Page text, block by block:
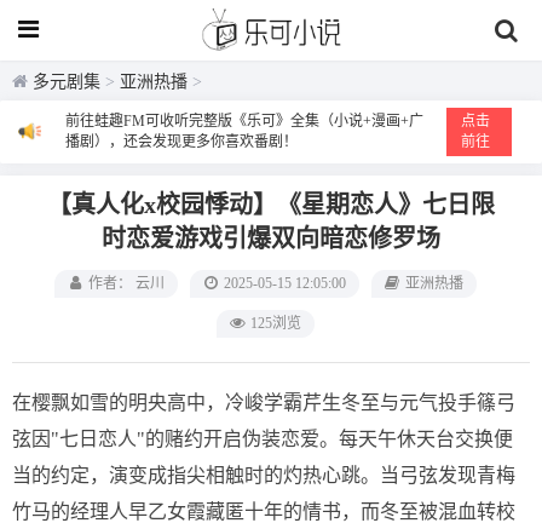
多元剧集 > 亚洲热播 >
前往蛙趣FM可收听完整版《乐可》全集（小说+漫画+广
播剧），还会发现更多你喜欢番剧！
点击
前往
【真人化x校园悸动】《星期恋人》七日限
时恋爱游戏引爆双向暗恋修罗场
作者： 云川 2025-05-15 12:05:00 亚洲热播
125浏览
在樱飘如雪的明央高中，冷峻学霸芹生冬至与元气投手篠弓
弦因"七日恋人"的赌约开启伪装恋爱。每天午休天台交换便
当的约定，演变成指尖相触时的灼热心跳。当弓弦发现青梅
竹马的经理人早乙女霞藏匿十年的情书，而冬至被混血转校